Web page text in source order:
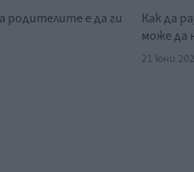
родителите е да ги
Как да
може да
21 юни